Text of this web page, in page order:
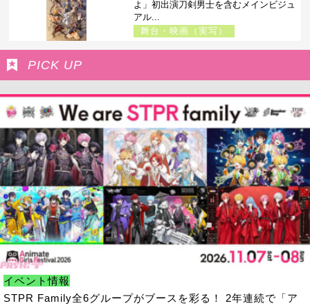
よ」初出演刀剣男士を含むメインビジュ
アル...
舞台・映画（実写）
PICK UP
イベント情報
STPR Family全6グループがブースを彩る！ 2年連続で「ア